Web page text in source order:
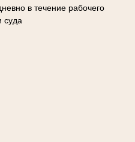
в течение рабочего
суда